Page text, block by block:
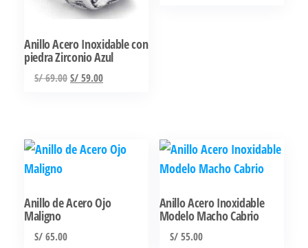
Anillo Acero Inoxidable con
piedra Zirconio Azul
S/69.00El
S/ 69.00.
S/59.00El
S/ 59.00.
tiene
múltiples
variantes.
Las
opciones
se
pueden
en
la
Anillo de Acero Ojo
Maligno
S/65.00
Anillo Acero Inoxidable
Modelo Macho Cabrio
S/55.00